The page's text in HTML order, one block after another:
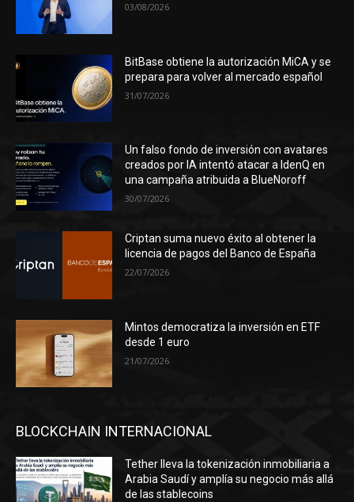
03/08/2026
BitBase obtiene la autorización MiCA y se
prepara para volver al mercado español
31/07/2026
Un falso fondo de inversión con avatares
creados por IA intentó atacar a IdenQ en
una campaña atribuida a BlueNoroff
30/07/2026
Criptan suma nuevo éxito al obtener la
licencia de pagos del Banco de España
22/07/2026
Mintos democratiza la inversión en ETF
desde 1 euro
21/07/2026
BLOCKCHAIN INTERNACIONAL
Tether lleva la tokenización inmobiliaria a
Arabia Saudí y amplía su negocio más allá
de las stablecoins